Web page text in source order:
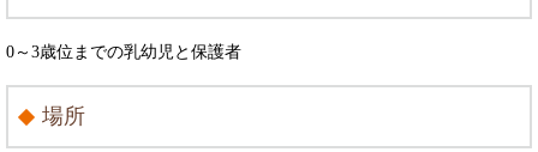
0～3歳位までの乳幼児と保護者
場所